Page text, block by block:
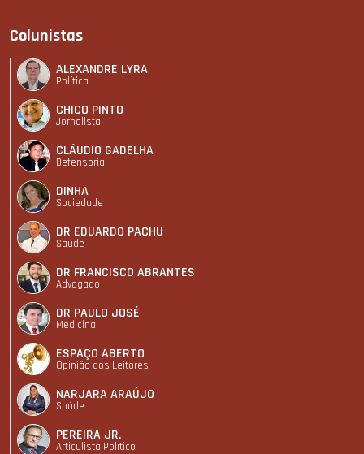
Colunistas
ALEXANDRE LYRA
Política
CHICO PINTO
Jornalista
CLÁUDIO GADELHA
Defensoria
DINHA
Sociedade
DR EDUARDO PACHU
Saúde
DR FRANCISCO ABRANTES
Advogado
DR PAULO JOSÉ
Medicina
ESPAÇO ABERTO
Opinião dos Leitores
NARJARA ARAÚJO
Saúde
PEREIRA JR.
Articulista Polí­tico